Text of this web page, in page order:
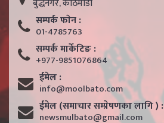
बुद्धनगर, काठमाडाैं
सम्पर्क फाेन :
01-4785763
सम्पर्क मार्केटिङ :
+977-9851076864
ईमेल :
info@moolbato.com
ईमेल (समाचार सम्प्रेषणका लागि ) :
newsmulbato@gmail.com